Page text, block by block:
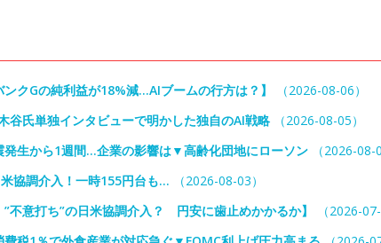
クGの純利益が18%減…AIブームの行方は？】
（2026-08-06）
氏単独インタビューで明かした独自のAI戦略 （2026-08-05）
生から1週間…企業の影響は▼高齢化団地にローソン （2026-08-
協調介入！一時155円台も… （2026-08-03）
意打ち”の日米協調介入？ 円安に歯止めかかるか】
（2026-07-